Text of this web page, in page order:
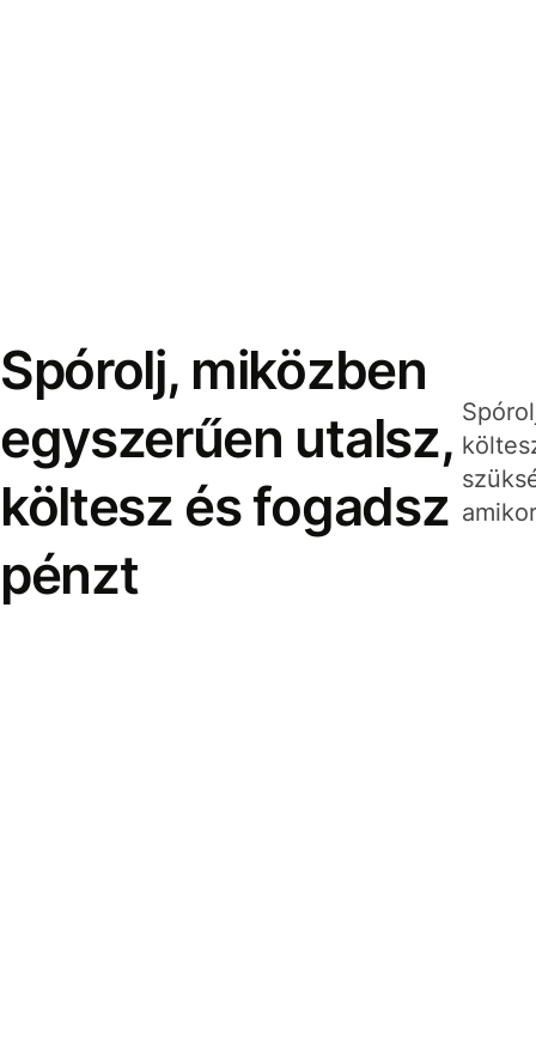
Spórolj, miközben
egyszerűen utalsz,
költesz és fogadsz
pénzt